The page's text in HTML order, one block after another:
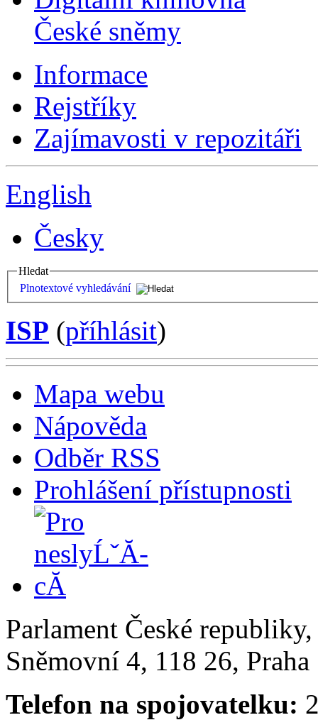
České sněmy
Informace
Rejstříky
Zajímavosti v repozitáři
English
Česky
Hledat
Plnotextové vyhledávání
ISP (příhlásit)
Mapa webu
Nápověda
Odběr RSS
Prohlášení přístupnosti
Parlament České
Sněmovní 4, 118 26,
Telefon na spojovatelku: